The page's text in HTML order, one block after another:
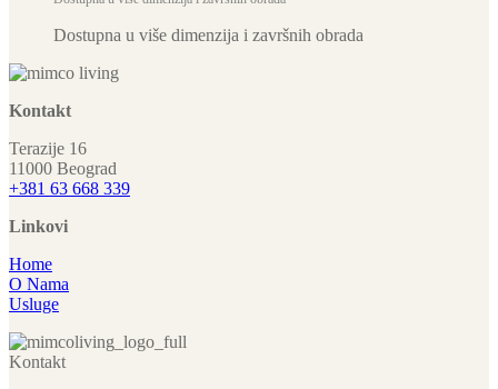
Dostupna u više dimenzija i završnih obrada
Kontakt
Terazije 16
11000 Beograd
+381 63 668 339
Linkovi
Home
O Nama
Usluge
Kontakt